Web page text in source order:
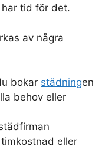
tid för det.
av några
bokar städningen
behov eller
eller